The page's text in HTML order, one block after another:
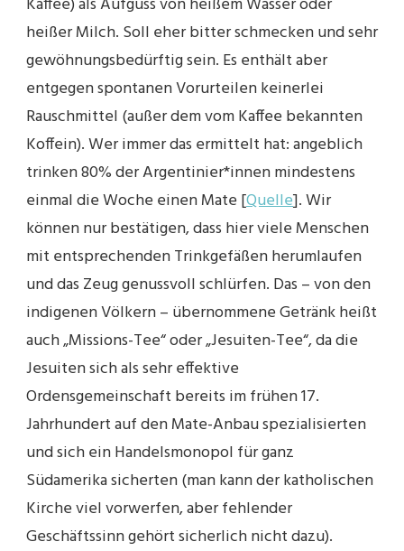
heißer Milch. Soll eher bitter schmecken und sehr
gewöhnungsbedürftig sein. Es enthält aber
entgegen spontanen Vorurteilen keinerlei
Rauschmittel (außer dem vom Kaffee bekannten
Koffein). Wer immer das ermittelt hat: angeblich
trinken 80% der Argentinier*innen mindestens
einmal die Woche einen Mate [Quelle]. Wir
können nur bestätigen, dass hier viele Menschen
mit entsprechenden Trinkgefäßen herumlaufen
und das Zeug genussvoll schlürfen. Das – von den
indigenen Völkern – übernommene Getränk heißt
auch „Missions-Tee“ oder „Jesuiten-Tee“, da die
Jesuiten sich als sehr effektive
Ordensgemeinschaft bereits im frühen 17.
Jahrhundert auf den Mate-Anbau spezialisierten
und sich ein Handelsmonopol für ganz
Südamerika sicherten (man kann der katholischen
Kirche viel vorwerfen, aber fehlender
Geschäftssinn gehört sicherlich nicht dazu).